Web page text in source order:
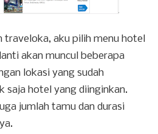
traveloka, aku pilih menu hotel
akan muncul beberapa
lokasi yang sudah
saja hotel yang diinginkan.
jumlah tamu dan durasi